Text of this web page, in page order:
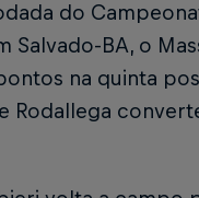
do
Salvado-BA, o
na quinta
Rodallega